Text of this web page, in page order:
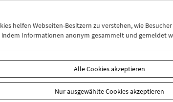
helfen Webseiten-Besitzern zu verstehen, wie
indem Informationen anonym gesammelt und gemeldet
Alle Cookies akzeptieren
Nur ausgewählte Cookies akzeptieren